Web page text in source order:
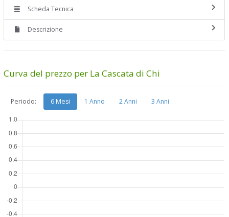
Scheda Tecnica
Descrizione
Curva del prezzo per La Cascata di Chi
Periodo: 6 Mesi 1 Anno 2 Anni 3 Anni